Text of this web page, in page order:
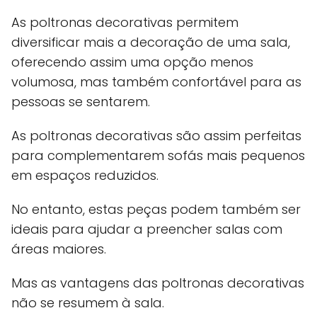
As poltronas decorativas permitem
diversificar mais a decoração de uma sala,
oferecendo assim uma opção menos
volumosa, mas também confortável para as
pessoas se sentarem.
As poltronas decorativas são assim perfeitas
para complementarem sofás mais pequenos
em espaços reduzidos.
No entanto, estas peças podem também ser
ideais para ajudar a preencher salas com
áreas maiores.
Mas as vantagens das poltronas decorativas
não se resumem à sala.